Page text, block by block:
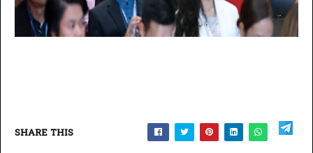
SHARE THIS